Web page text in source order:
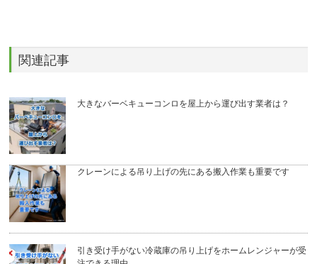
関連記事
大きなバーベキューコンロを屋上から運び出す業者は？
クレーンによる吊り上げの先にある搬入作業も重要です
引き受け手がない冷蔵庫の吊り上げをホームレンジャーが受